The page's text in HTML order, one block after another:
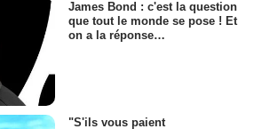
James Bond : c'est la question
que tout le monde se pose ! Et
on a la réponse…
"S'ils vous paient